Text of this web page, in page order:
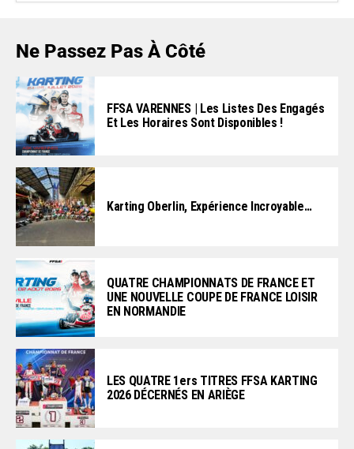
Ne Passez Pas À Côté
FFSA VARENNES | Les Listes Des Engagés
Et Les Horaires Sont Disponibles !
Karting Oberlin, Expérience Incroyable…
QUATRE CHAMPIONNATS DE FRANCE ET
UNE NOUVELLE COUPE DE FRANCE LOISIR
EN NORMANDIE
LES QUATRE 1ers TITRES FFSA KARTING
2026 DÉCERNÉS EN ARIÈGE